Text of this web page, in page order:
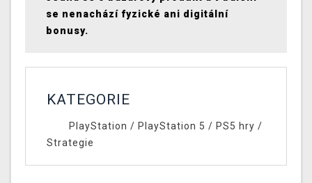
se nenachází fyzické ani digitální
bonusy.
KATEGORIE
PlayStation / PlayStation 5 / PS5 hry /
Strategie